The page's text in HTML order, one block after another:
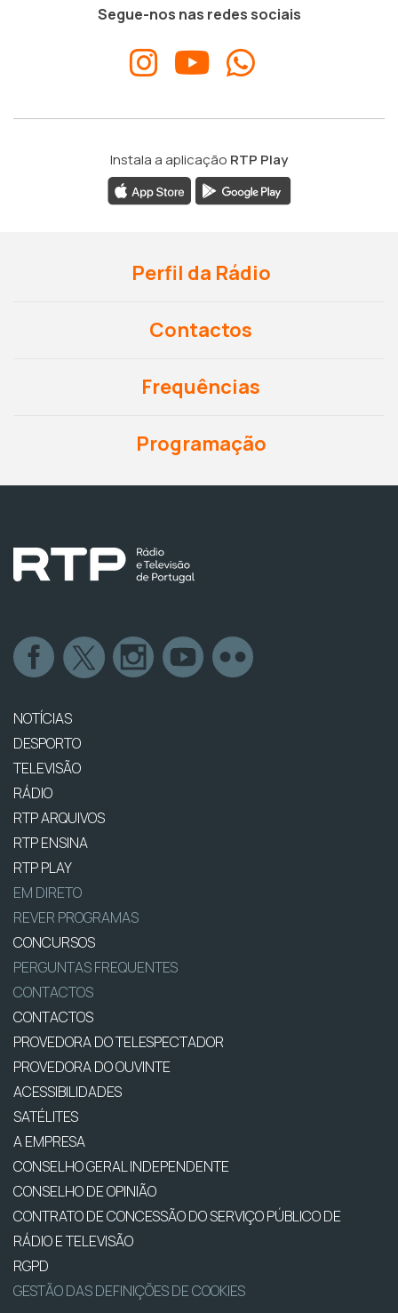
Segue-nos nas redes sociais
Instala a aplicação RTP Play
Perfil da Rádio
Contactos
Frequências
Programação
NOTÍCIAS
DESPORTO
TELEVISÃO
RÁDIO
RTP ARQUIVOS
RTP ENSINA
RTP PLAY
EM DIRETO
REVER PROGRAMAS
CONCURSOS
PERGUNTAS FREQUENTES
CONTACTOS
CONTACTOS
PROVEDORA DO TELESPECTADOR
PROVEDORA DO OUVINTE
ACESSIBILIDADES
SATÉLITES
A EMPRESA
CONSELHO GERAL INDEPENDENTE
CONSELHO DE OPINIÃO
CONTRATO DE CONCESSÃO DO SERVIÇO PÚBLICO DE
RÁDIO E TELEVISÃO
RGPD
GESTÃO DAS DEFINIÇÕES DE COOKIES